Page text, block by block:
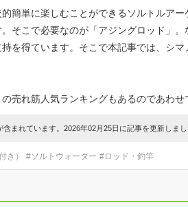
簡単に楽しむことができるソルトルア
そこで必要なのが「アジングロッド」
を得ています。そこで本記事では、シ
売れ筋人気ランキングもあるのであわせ
まれています。2026年02月25日に記事を更新しまし
き） #ソルトウォーター #ロッド・釣竿